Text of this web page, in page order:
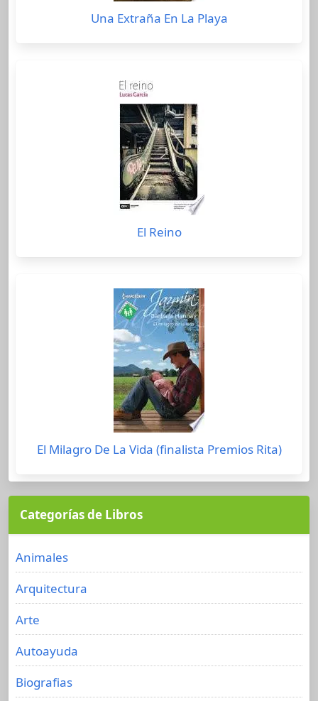
Una Extraña En La Playa
El Reino
El Milagro De La Vida (finalista Premios Rita)
Categorías de Libros
Animales
Arquitectura
Arte
Autoayuda
Biografias